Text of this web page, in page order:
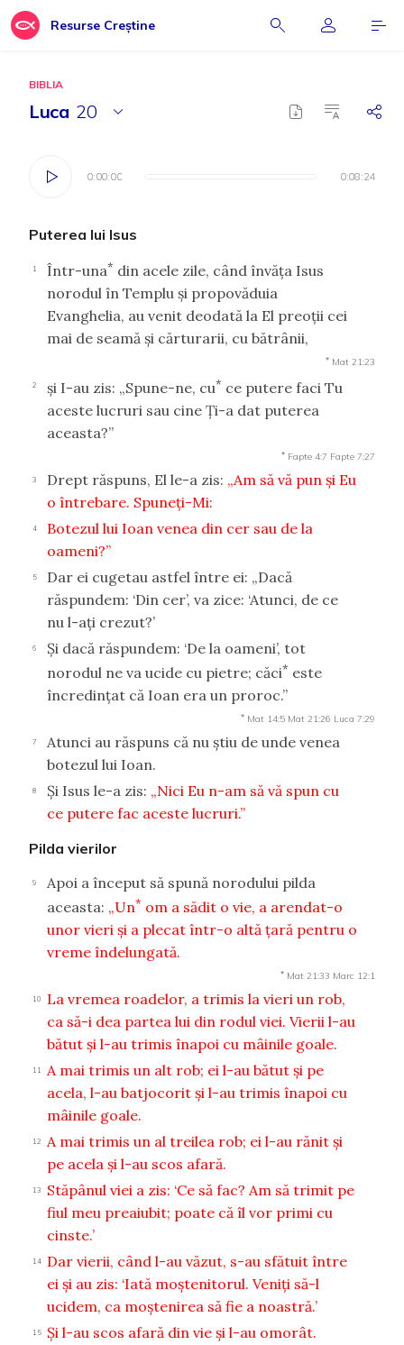
Resurse Creștine
BIBLIA
Luca 20
0:00:00 0:08:24
0:00:00 0:08:24
Puterea lui Isus
1 Într-una* din acele zile, când învăţa Isus
norodul în Templu şi propovăduia
Evanghelia, au venit deodată la El preoţii cei
mai de seamă şi cărturarii, cu bătrânii,
* Mat 21:23
2 şi I-au zis: „Spune-ne, cu* ce putere faci Tu
aceste lucruri sau cine Ţi-a dat puterea
aceasta?”
* Fapte 4:7 Fapte 7:27
3 Drept răspuns, El le-a zis: „Am să vă pun şi Eu
o întrebare. Spuneţi-Mi:
4
Botezul lui Ioan venea din cer sau de la
oameni?”
5
Dar ei cugetau astfel între ei: „Dacă
răspundem: ‘Din cer’, va zice: ‘Atunci, de ce
nu l-aţi crezut?’
6
Şi dacă răspundem: ‘De la oameni’, tot
norodul ne va ucide cu pietre; căci* este
încredinţat că Ioan era un proroc.”
* Mat 14:5 Mat 21:26 Luca 7:29
7
Atunci au răspuns că nu ştiu de unde venea
botezul lui Ioan.
8 Şi Isus le-a zis: „Nici Eu n-am să vă spun cu
ce putere fac aceste lucruri.”
Pilda vierilor
9
Apoi a început să spună norodului pilda
aceasta: „Un* om a sădit o vie, a arendat-o
unor vieri şi a plecat într-o altă ţară pentru o
vreme îndelungată.
* Mat 21:33 Marc 12:1
10
La vremea roadelor, a trimis la vieri un rob,
ca să-i dea partea lui din rodul viei. Vierii l-au
bătut şi l-au trimis înapoi cu mâinile goale.
11
A mai trimis un alt rob; ei l-au bătut şi pe
acela, l-au batjocorit şi l-au trimis înapoi cu
mâinile goale.
12
A mai trimis un al treilea rob; ei l-au rănit şi
pe acela şi l-au scos afară.
13
Stăpânul viei a zis: ‘Ce să fac? Am să trimit pe
fiul meu preaiubit; poate că îl vor primi cu
cinste.’
14
Dar vierii, când l-au văzut, s-au sfătuit între
ei şi au zis: ‘Iată moştenitorul. Veniţi să-l
ucidem, ca moştenirea să fie a noastră.’
15
Şi l-au scos afară din vie şi l-au omorât.